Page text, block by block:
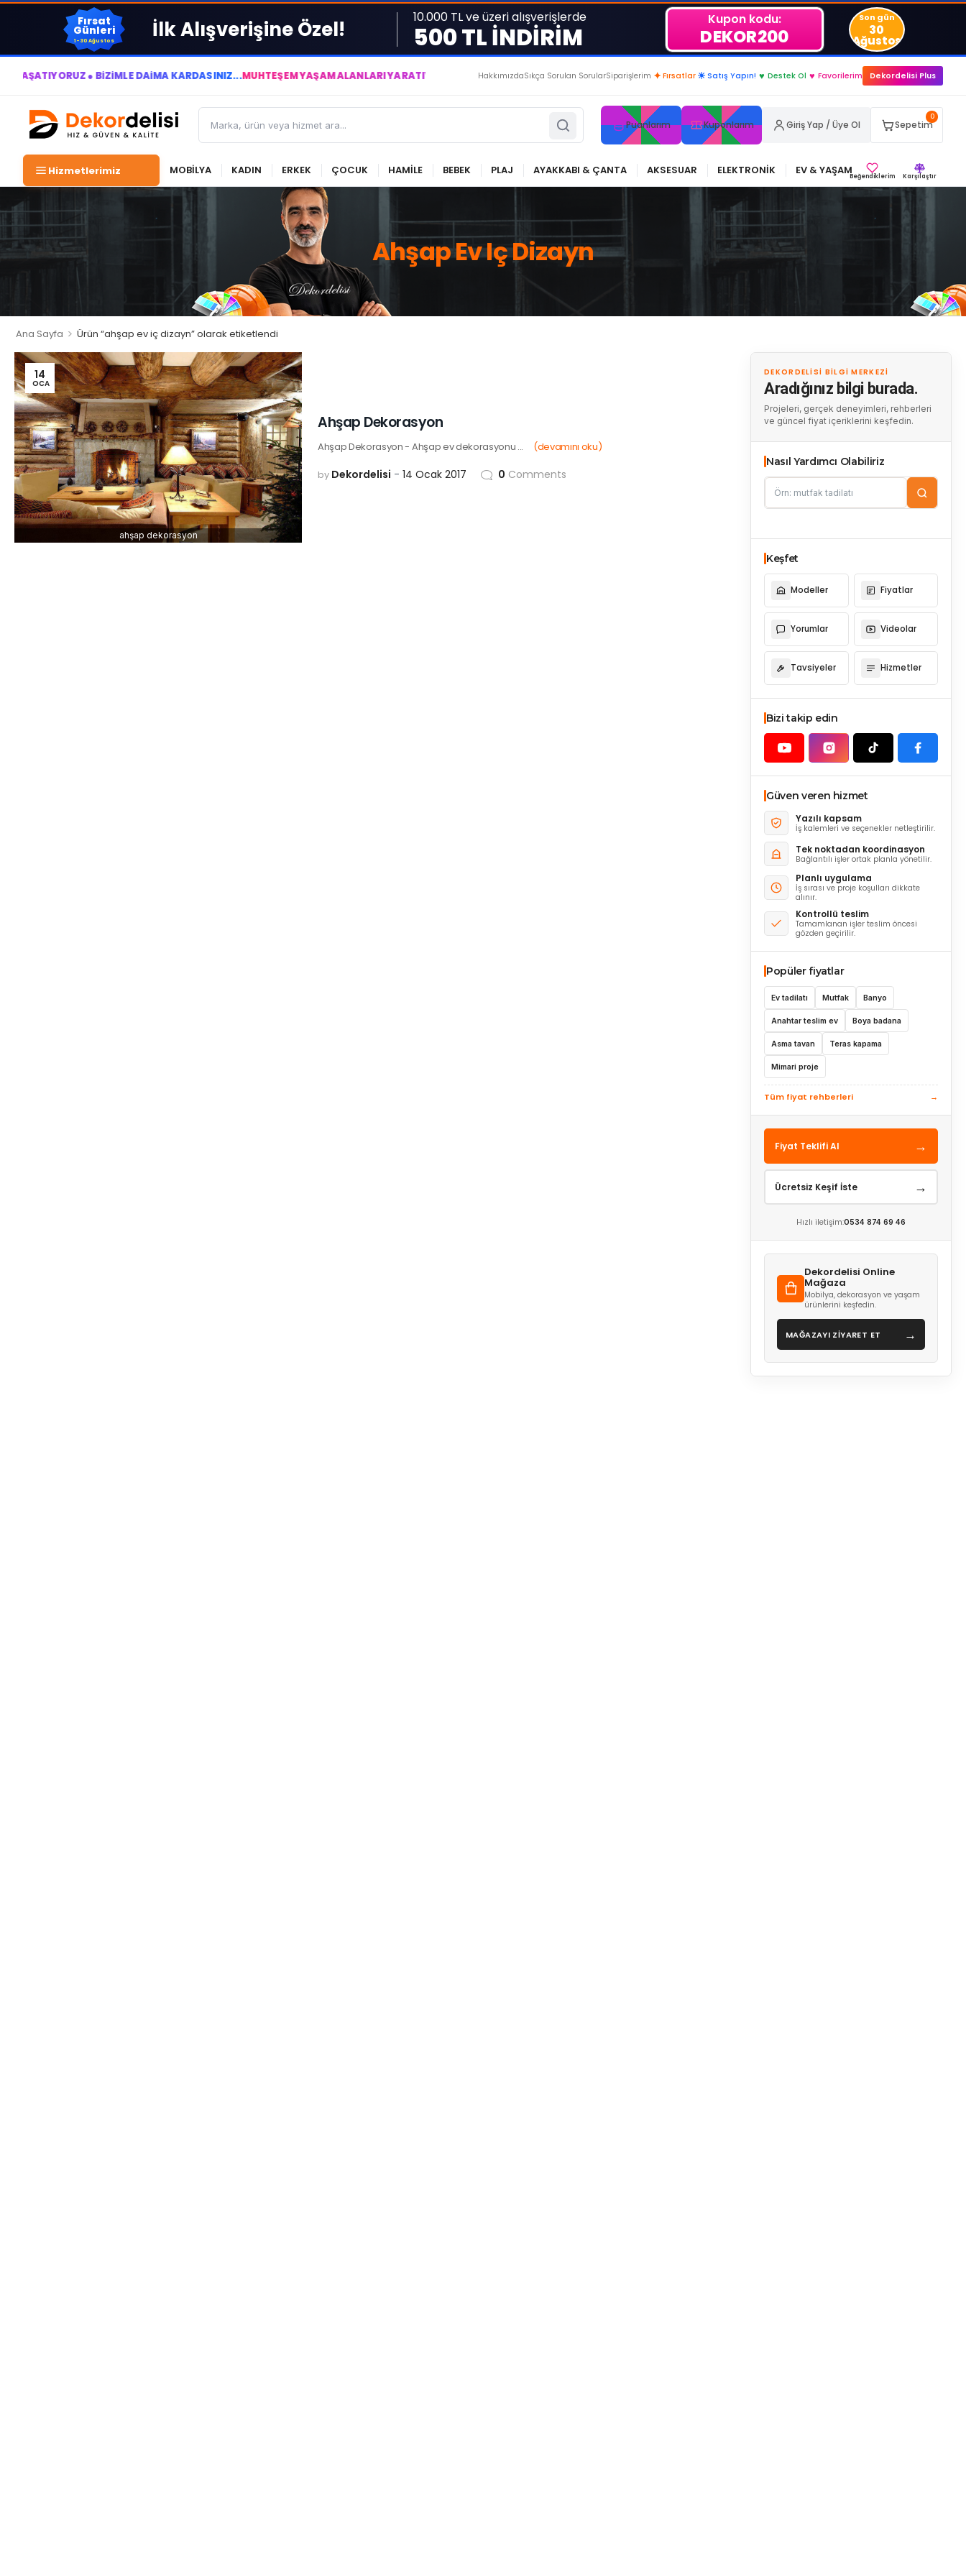
Fırsat
Günleri
1-30 Ağustos İlk Alışverişine Özel! 10.000 TL ve üzeri alışverişlerde
500 TL İNDİRİM
Kupon kodu:
DEKOR200
Son gün
30
Ağustos
● BİZİMLE DAİMA KÂRDASINIZ...MUHTEŞEM YAŞAM ALANLARI YARATIYOR VE YAŞATIYORUZ ● BİZİMLE DAİMA KÂRDASINIZ...
HakkımızdaSıkça Sorulan SorularSiparişlerim ✦ Fırsatlar ☀ Satış Yapın! ♥ Destek Ol ♥ Favorilerim Dekordelisi Plus
Puanlarım Kuponlarım Giriş Yap / Üye Ol
0
Sepetim
Hizmetlerimiz MOBİLYA KADIN ERKEK ÇOCUK HAMİLE BEBEK PLAJ AYAKKABI & ÇANTA AKSESUAR ELEKTRONİK EV & YAŞAMBeğendiklerim Karşılaştır
Ahşap Ev Iç Dizayn
Ana Sayfa > Ürün “ahşap ev iç dizayn” olarak etiketlendi
DEKORDELISI BILGI MERKEZI
Aradığınız bilgi burada.
Projeleri, gerçek deneyimleri, rehberleri
ve güncel fiyat içeriklerini keşfedin.
Nasıl Yardımcı Olabiliriz
Keşfet
Modeller Fiyatlar
Yorumlar Videolar
Tavsiyeler Hizmetler
Bizi takip edin
Güven veren hizmet
Yazılı kapsam
İş kalemleri ve seçenekler netleştirilir.
Tek noktadan koordinasyon
Bağlantılı işler ortak planla yönetilir.
Planlı uygulama
İş sırası ve proje koşulları dikkate
alınır.
Kontrollü teslim
Tamamlanan işler teslim öncesi
gözden geçirilir.
Popüler fiyatlar
Ev tadilatı Mutfak Banyo
Anahtar teslim ev Boya badana
Asma tavan Teras kapama
Mimari proje
Tüm fiyat rehberleri →
Fiyat Teklifi Al →
Ücretsiz Keşif İste →
Hızlı iletişim:0534 874 69 46
Dekordelisi Online
Mağaza
Mobilya, dekorasyon ve yaşam
ürünlerini keşfedin.
MAĞAZAYI ZİYARET ET →
14
OCA
ahşap dekorasyon
Ahşap Dekorasyon
Ahşap Dekorasyon - Ahşap ev dekorasyonu ... (devamını oku)
by Dekordelisi 14 Ocak 2017 0 Comments